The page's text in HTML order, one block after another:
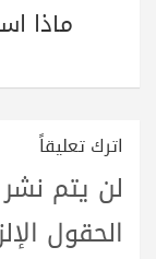
ماذا
اترك تعليقاً
لن يتم
الحقول